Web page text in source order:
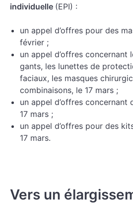
individuelle (EPI) :
un appel d’offres pour des
février ;
un appel d’offres concernant
gants, les lunettes de
faciaux, les masques
combinaisons, le 17 mars ;
un appel d’offres concernant
17 mars ;
un appel d’offres pour des
17 mars.
Vers un